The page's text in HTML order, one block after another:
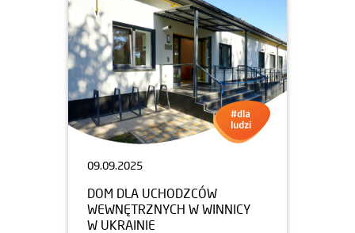
09.09.2025
DOM DLA UCHODZCÓW
WEWNĘTRZNYCH W WINNICY
W UKRAINIE